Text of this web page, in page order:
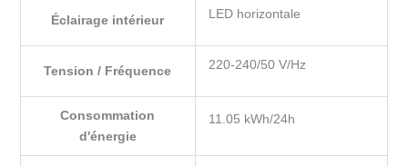
Éclairage intérieur LED horizontale
Tension / Fréquence 220-240/50 V/Hz
Consommation
d'énergie
11.05 kWh/24h